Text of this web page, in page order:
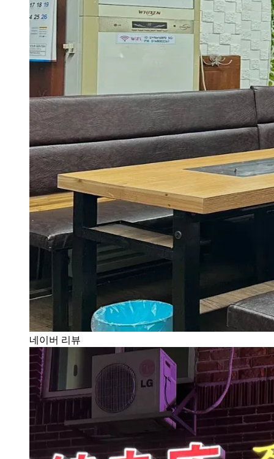
네이버 리뷰